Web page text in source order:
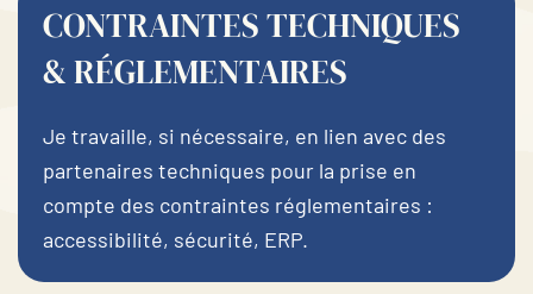
CONTRAINTES TECHNIQUES
& RÉGLEMENTAIRES
Je travaille, si nécessaire, en lien avec des
partenaires techniques pour la prise en
compte des contraintes réglementaires :
accessibilité, sécurité, ERP.